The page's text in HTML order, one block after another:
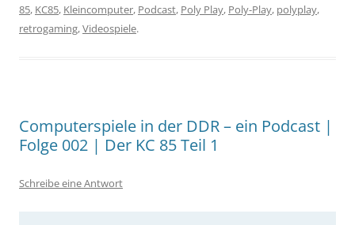
85, KC85, Kleincomputer, Podcast, Poly Play, Poly-Play, polyplay,
retrogaming,Videospiele.
Computerspiele in der DDR – ein Podcast |
Folge 002 | Der KC 85 Teil 1
Schreibe eine Antwort